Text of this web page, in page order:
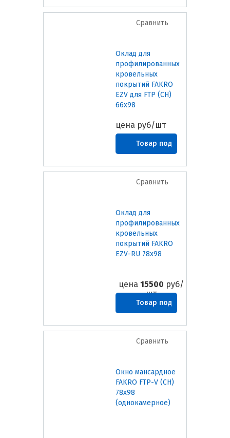
заказ
Сравнить
Оклад для
профилированных
кровельных
покрытий FAKRO
EZV для FTP (CH)
66х98
цена руб/шт
Товар под
заказ
Сравнить
Оклад для
профилированных
кровельных
покрытий FAKRO
EZV-RU 78х98
цена 15500 руб/
шт
Товар под
заказ
Сравнить
Окно мансардное
FAKRO FTP-V (CH)
78х98
(однокамерное)